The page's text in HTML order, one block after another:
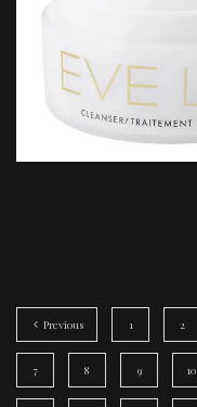
Previous 1 2
7 8 9 10